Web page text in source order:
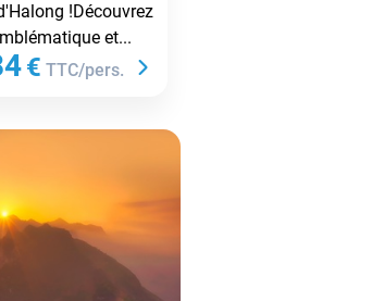
!Découvrez
et...
€ TTC/pers.